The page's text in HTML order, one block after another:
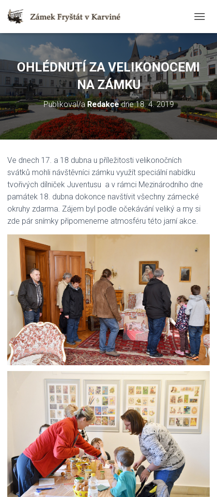
O
G
G
N
A
V
I
G
A
OHLÉDNUTÍ ZA VELIKONOCEMI
NA ZÁMKU
Publikoval/aRedakcedne18. 4. 2019
Ve dnech 17. a 18 dubna u příležitosti velikonočních
svátků mohli návštěvníci zámku využít speciální nabídku
tvořivých dílniček Juventusu a v rámci Mezinárodního dne
památek 18. dubna dokonce navštívit všechny zámecké
okruhy zdarma. Zájem byl podle očekávání veliký a my si
zde pár snímky připomeneme atmosféru této jarní akce.